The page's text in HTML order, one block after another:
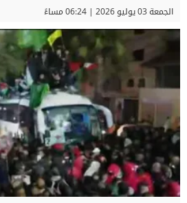
الجمعة 03 يوليو 2026 | 06:24 مساءً